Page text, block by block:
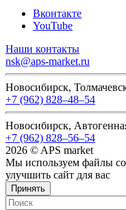
Вконтакте
YouTube
Наши контакты
nsk@aps-market.ru
Новосибирск,
+7 (962) 828‒48‒54
Новосибирск,
+7 (962) 828‒56‒54
2026 © APS market
Мы используем файлы
улучшить сайт для вас
Принять